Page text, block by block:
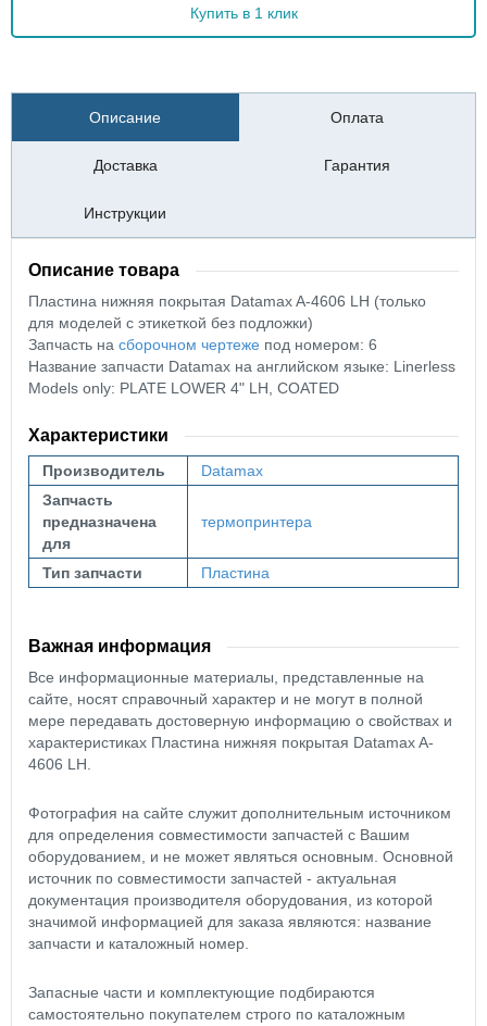
Купить в 1 клик
Описание Оплата
Доставка Гарантия
Инструкции
Описание товара
Пластина нижняя покрытая Datamax A-4606 LH (только
для моделей с этикеткой без подложки)
Запчасть на сборочном чертеже под номером: 6
Название запчасти Datamax на английском языке: Linerless
Models only: PLATE LOWER 4" LH, COATED
Характеристики
Производитель
Datamax
Запчасть
предназначена
для
термопринтера
Тип запчасти Пластина
Важная информация
Все информационные материалы, представленные на
сайте, носят справочный характер и не могут в полной
мере передавать достоверную информацию о свойствах и
характеристиках Пластина нижняя покрытая Datamax A-
4606 LH.
Фотография на сайте служит дополнительным источником
для определения совместимости запчастей с Вашим
оборудованием, и не может являться основным. Основной
источник по совместимости запчастей - актуальная
документация производителя оборудования, из которой
значимой информацией для заказа являются: название
запчасти и каталожный номер.
Запасные части и комплектующие подбираются
самостоятельно покупателем строго по каталожным